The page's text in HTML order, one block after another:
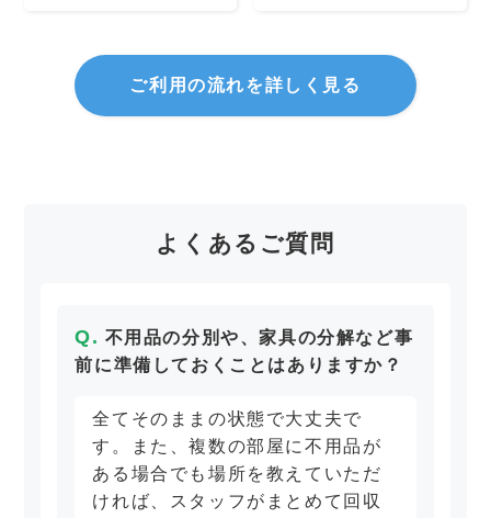
ご利用の流れを詳しく見る
よくあるご質問
不用品の分別や、家具の分解など事
前に準備しておくことはありますか？
全てそのままの状態で大丈夫で
す。また、複数の部屋に不用品が
ある場合でも場所を教えていただ
ければ、スタッフがまとめて回収